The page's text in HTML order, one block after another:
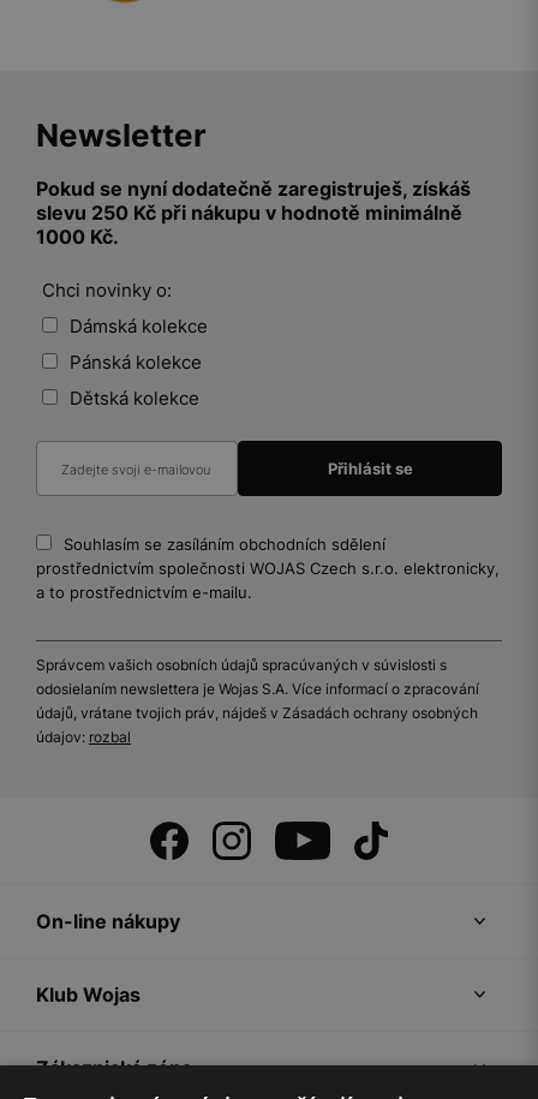
Newsletter
Pokud se nyní dodatečně zaregistruješ, získáš
slevu 250 Kč při nákupu v hodnotě minimálně
1000 Kč.
Chci novinky o:
Dámská kolekce
Pánská kolekce
Dětská kolekce
Souhlasím se zasíláním obchodních sdělení
prostřednictvím společnosti WOJAS Czech s.r.o. elektronicky,
a to prostřednictvím e-mailu.
Správcem vašich osobních údajů spracúvaných v súvislosti s
odosielaním newslettera je Wojas S.A. Více informací o zpracování
údajů, vrátane tvojich práv, nájdeš v Zásadách ochrany osobných
údajov: rozbal
On-line nákupy
Klub Wojas
Zákaznická zóna